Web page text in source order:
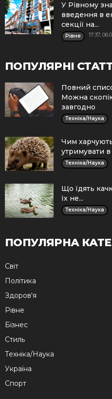
У Рівному
введення в
секції на...
Рівне 17:37,
ПОПУЛЯРНІ
Повний
Можна
завгодно
Техніка/Наука
Чим
утримувати
Техніка/Наука
Що їдять
їх не...
Техніка/Наука
ПОПУЛЯРНА
Cвіт
Політика
Здоров'я
Рівне
Бізнес
Стиль
Техніка/Наука
Україна
Спорт